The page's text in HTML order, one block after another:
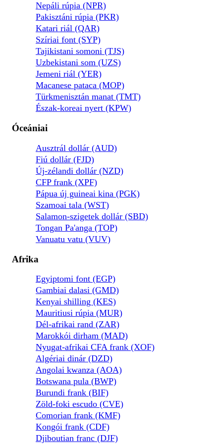
Nepáli rúpia (NPR)
Pakisztáni rúpia (PKR)
Katari riál (QAR)
Szíriai font (SYP)
Tajikistani somoni (TJS)
Uzbekistani som (UZS)
Jemeni riál (YER)
Macanese pataca (MOP)
Türkmenisztán manat (TMT)
Észak-koreai nyert (KPW)
Óceániai
Ausztrál dollár (AUD)
Fiú dollár (FJD)
Új-zélandi dollár (NZD)
CFP frank (XPF)
Pápua új guineai kina (PGK)
Szamoai tala (WST)
Salamon-szigetek dollár (SBD)
Tongan Pa'anga (TOP)
Vanuatu vatu (VUV)
Afrika
Egyiptomi font (EGP)
Gambiai dalasi (GMD)
Kenyai shilling (KES)
Mauritiusi rúpia (MUR)
Dél-afrikai rand (ZAR)
Marokkói dirham (MAD)
Nyugat-afrikai CFA frank (XOF)
Algériai dinár (DZD)
Angolai kwanza (AOA)
Botswana pula (BWP)
Burundi frank (BIF)
Zöld-foki escudo (CVE)
Comorian frank (KMF)
Kongói frank (CDF)
Djiboutian franc (DJF)